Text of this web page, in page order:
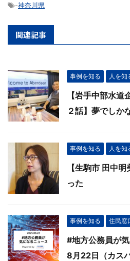
-神奈川県
関連記事
事例を知る 人を知
【岩手中部水
２話】夢でしか
事例を知る 人を知
【生駒市 田中
った
事例を知る 住民窓
#地方公務員が
8月22日（カスハ